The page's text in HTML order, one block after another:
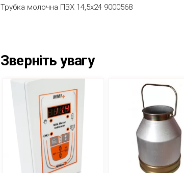
Трубка молочна ПВХ 14,5х24 9000568
Зверніть увагу